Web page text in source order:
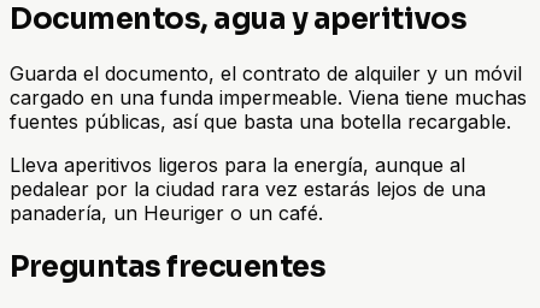
Documentos, agua y aperitivos
Guarda el documento, el contrato de alquiler y un móvil
cargado en una funda impermeable. Viena tiene muchas
fuentes públicas, así que basta una botella recargable.
Lleva aperitivos ligeros para la energía, aunque al
pedalear por la ciudad rara vez estarás lejos de una
panadería, un Heuriger o un café.
Preguntas frecuentes